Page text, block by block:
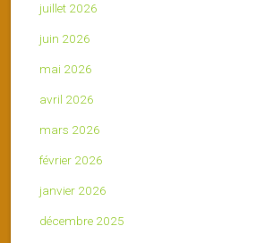
juillet 2026
juin 2026
mai 2026
avril 2026
mars 2026
février 2026
janvier 2026
décembre 2025